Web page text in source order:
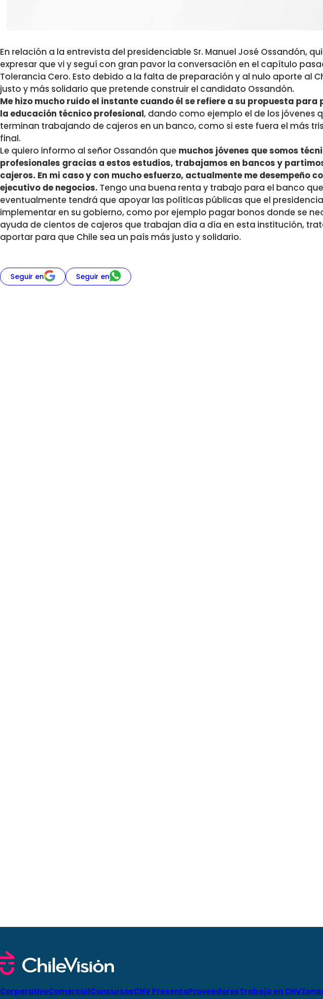
En relación a la entrevista del presidenciable Sr. Manuel José Ossandón,
expresar que vi y seguí con gran pavor la conversación en el capítulo
Tolerancia Cero. Esto debido a la falta de preparación y al nulo aporte al
justo y más solidario que pretende construir el candidato Ossandón.
Me hizo mucho ruido el instante cuando él se refiere a su propuesta para
la educación técnico profesional, dando como ejemplo el de los jóvenes
terminan trabajando de cajeros en un banco, como si este fuera el más
final.
Le quiero informo al señor Ossandón que muchos jóvenes que somos
profesionales gracias a estos estudios, trabajamos en bancos y
cajeros. En mi caso y con mucho esfuerzo, actualmente me desempeño
ejecutivo de negocios. Tengo una buena renta y trabajo para el banco que
eventualmente tendrá que apoyar las políticas públicas que el
implementar en su gobierno, como por ejemplo pagar bonos donde se
ayuda de cientos de cajeros que trabajan día a día en esta institución,
aportar para que Chile sea un país más justo y solidario.
Seguir en Seguir en
CorporativoComercialConcursosCHV PresentaProveedoresTrabaja en CHV